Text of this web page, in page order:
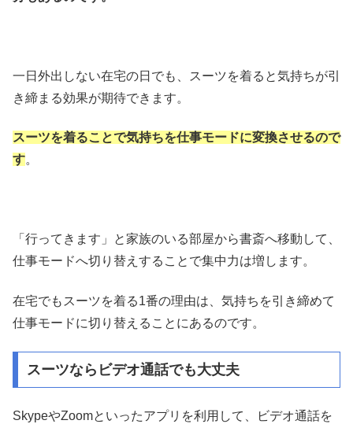
一日外出しない在宅の日でも、スーツを着ると気持ちが引
き締まる効果が期待できます。
スーツを着ることで気持ちを仕事モードに変換させるので
す。
「行ってきます」と家族のいる部屋から書斎へ移動して、
仕事モードへ切り替えすることで集中力は増します。
在宅でもスーツを着る1番の理由は、気持ちを引き締めて
仕事モードに切り替えることにあるのです。
スーツならビデオ通話でも大丈夫
SkypeやZoomといったアプリを利用して、ビデオ通話を